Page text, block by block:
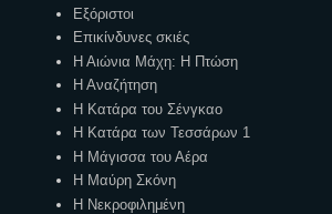
Εξόριστοι
Επικίνδυνες σκιές
Η Αιώνια Μάχη: Η Πτώση
Η Αναζήτηση
Η Κατάρα του Σένγκαο
Η Κατάρα των Τεσσάρων 1
Η Μάγισσα του Αέρα
Η Μαύρη Σκόνη
Η Νεκροφιλημένη